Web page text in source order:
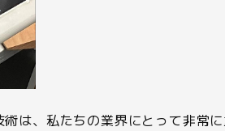
は、私たちの業界にとって非常に